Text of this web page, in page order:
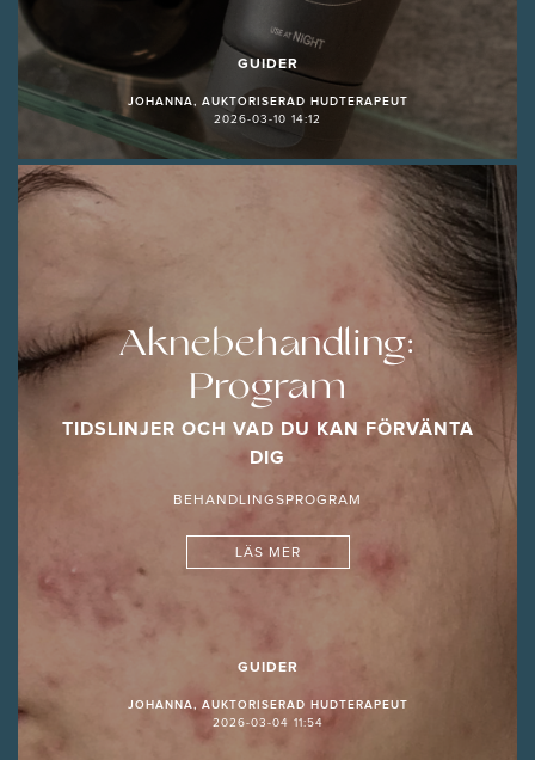
GUIDER
JOHANNA, AUKTORISERAD HUDTERAPEUT
2026-03-10 14:12
Aknebehandling:
Program
TIDSLINJER OCH VAD DU KAN FÖRVÄNTA
DIG
BEHANDLINGSPROGRAM
LÄS MER
GUIDER
JOHANNA, AUKTORISERAD HUDTERAPEUT
2026-03-04 11:54